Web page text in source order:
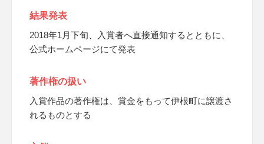
結果発表
2018年1月下旬、入賞者へ直接通知するとともに、
公式ホームページにて発表
著作権の扱い
入賞作品の著作権は、賞金をもって伊根町に譲渡さ
れるものとする